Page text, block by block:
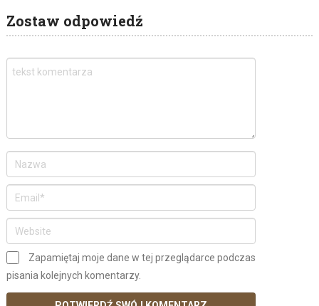
Zostaw odpowiedź
Zapamiętaj moje dane w tej przeglądarce podczas
pisania kolejnych komentarzy.